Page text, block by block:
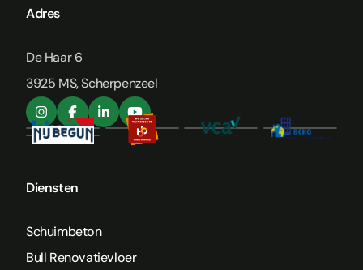
Adres
De Haar 6
3925 MS, Scherpenzeel
Diensten
Schuimbeton
Bull Renovatievloer